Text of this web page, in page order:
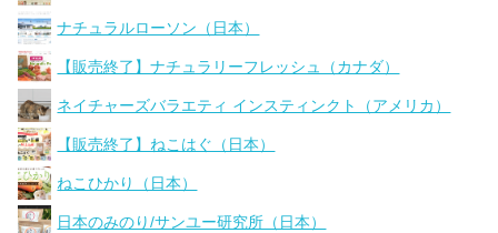
ナチュラルローソン（日本）
【販売終了】ナチュラリーフレッシュ（カナダ）
ネイチャーズバラエティ インスティンクト（アメリカ）
【販売終了】ねこはぐ（日本）
ねこひかり（日本）
日本のみのり/サンユー研究所（日本）